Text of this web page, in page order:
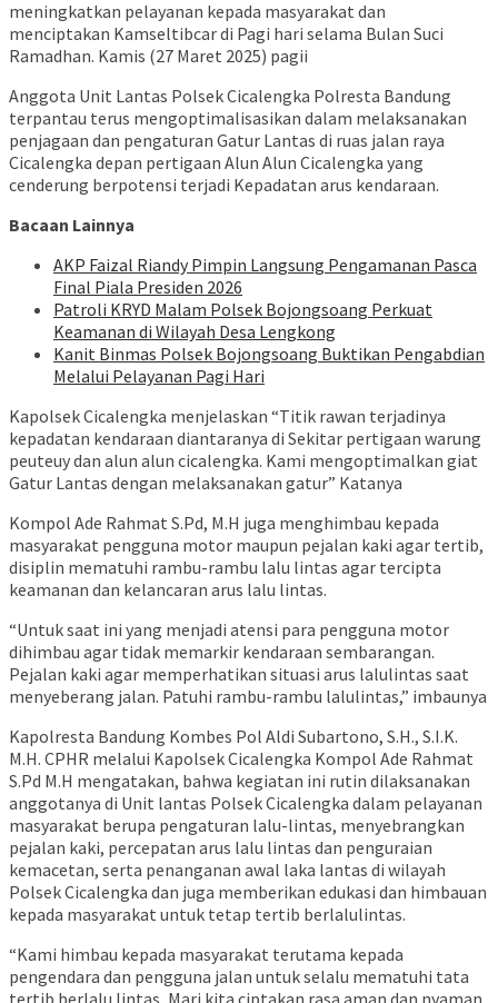
meningkatkan pelayanan kepada masyarakat dan
menciptakan Kamseltibcar di Pagi hari selama Bulan Suci
Ramadhan. Kamis (27 Maret 2025) pagii
Anggota Unit Lantas Polsek Cicalengka Polresta Bandung
terpantau terus mengoptimalisasikan dalam melaksanakan
penjagaan dan pengaturan Gatur Lantas di ruas jalan raya
Cicalengka depan pertigaan Alun Alun Cicalengka yang
cenderung berpotensi terjadi Kepadatan arus kendaraan.
Bacaan Lainnya
AKP Faizal Riandy Pimpin Langsung Pengamanan Pasca
Final Piala Presiden 2026
Patroli KRYD Malam Polsek Bojongsoang Perkuat
Keamanan di Wilayah Desa Lengkong
Kanit Binmas Polsek Bojongsoang Buktikan Pengabdian
Melalui Pelayanan Pagi Hari
Kapolsek Cicalengka menjelaskan “Titik rawan terjadinya
kepadatan kendaraan diantaranya di Sekitar pertigaan warung
peuteuy dan alun alun cicalengka. Kami mengoptimalkan giat
Gatur Lantas dengan melaksanakan gatur” Katanya
Kompol Ade Rahmat S.Pd, M.H juga menghimbau kepada
masyarakat pengguna motor maupun pejalan kaki agar tertib,
disiplin mematuhi rambu-rambu lalu lintas agar tercipta
keamanan dan kelancaran arus lalu lintas.
“Untuk saat ini yang menjadi atensi para pengguna motor
dihimbau agar tidak memarkir kendaraan sembarangan.
Pejalan kaki agar memperhatikan situasi arus lalulintas saat
menyeberang jalan. Patuhi rambu-rambu lalulintas,” imbaunya
Kapolresta Bandung Kombes Pol Aldi Subartono, S.H., S.I.K.
M.H. CPHR melalui Kapolsek Cicalengka Kompol Ade Rahmat
S.Pd M.H mengatakan, bahwa kegiatan ini rutin dilaksanakan
anggotanya di Unit lantas Polsek Cicalengka dalam pelayanan
masyarakat berupa pengaturan lalu-lintas, menyebrangkan
pejalan kaki, percepatan arus lalu lintas dan penguraian
kemacetan, serta penanganan awal laka lantas di wilayah
Polsek Cicalengka dan juga memberikan edukasi dan himbauan
kepada masyarakat untuk tetap tertib berlalulintas.
“Kami himbau kepada masyarakat terutama kepada
pengendara dan pengguna jalan untuk selalu mematuhi tata